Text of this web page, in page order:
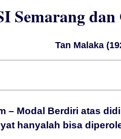
Semarang
Tan Malaka
– Modal Berdiri atas
hanyalah bisa